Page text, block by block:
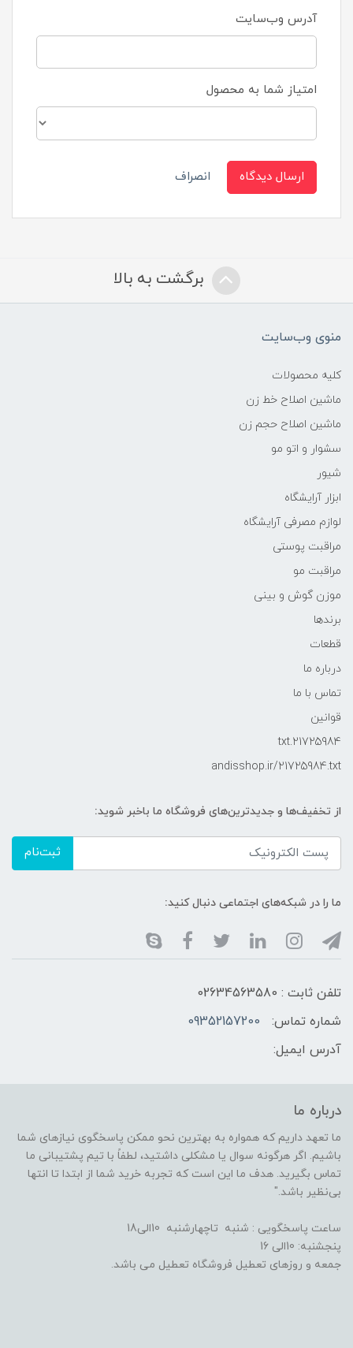
آدرس وب‌سایت
امتیاز شما به محصول
ارسال دیدگاه انصراف
برگشت به بالا
منوی وب‌سایت
کلیه محصولات
ماشین اصلاح خط زن
ماشین اصلاح حجم زن
سشوار و اتو مو
شیور
ابزار آرایشگاه
لوازم مصرفی آرایشگاه
مراقبت پوستی
مراقبت مو
موزن گوش و بینی
برندها
قطعات
درباره ما
تماس با ما
قوانین
21725984.txt
andisshop.ir/21725984.txt
از تخفیف‌ها و جدیدترین‌های فروشگاه ما باخبر شوید:
ثبت‌نام
ما را در شبکه‌های اجتماعی دنبال کنید:
تلفن ثابت : 02634563580
شماره تماس:
09352157200
آدرس ایمیل:
درباره ما
ما تعهد داریم که همواره به بهترین نحو ممکن پاسخگوی نیازهای شما
باشیم. اگر هرگونه سوال یا مشکلی داشتید، لطفاً با تیم پشتیبانی ما
تماس بگیرید. هدف ما این است که تجربه خرید شما از ابتدا تا انتها
بی‌نظیر باشد."
ساعت پاسخگویی : شنبه تاچهارشنبه 10الی18
پنجشنبه: 10الی 16
جمعه و روزهای تعطیل فروشگاه تعطیل می باشد.